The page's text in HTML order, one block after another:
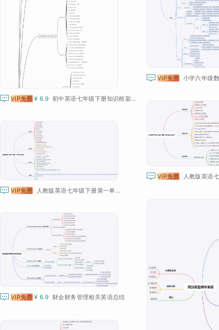
 VIP免费 小学六年级
 VIP免费 ¥ 6.9 初中英语七年级下册知识框架总结
 VIP免费
 VIP免费 人教版英语七年级下册第一单元必备知识点
 VIP免费 ¥ 6.9 财会财务管理相关英语总结